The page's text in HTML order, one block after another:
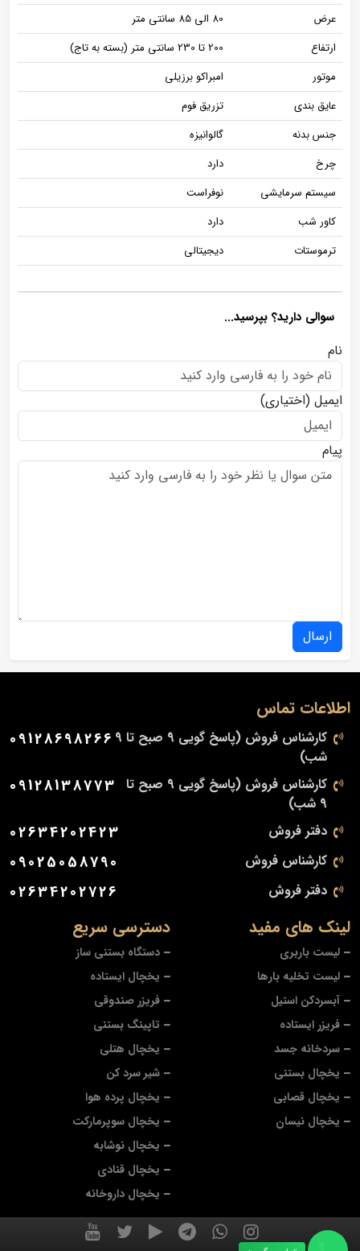
عرض
80 الی 85 سانتی متر
ارتفاع
200 تا 230 سانتی متر (بسته به تاج)
موتور
امبراکو برزیلی
عایق بندی
تزریق فوم
جنس بدنه
گالوانیزه
چرخ
دارد
سیستم سرمایشی
نوفراست
کاور شب
دارد
ترموستات
دیجیتالی
سوالی دارید؟ بپرسید...
نام
ایمیل (اختیاری)
پیام
ارسال
دسترسی سریع
دستگاه بستنی ساز
یخچال ایستاده
فریزر صندوقی
تاپینگ بستنی
یخچال هتلی
شیر سرد کن
یخچال پرده هوا
یخچال سوپرمارکت
یخچال نوشابه
یخچال قنادی
یخچال داروخانه
لینک های مفید
لیست باربری
لیست تخلیه بارها
آبسردکن استیل
فریزر ایستاده
سردخانه جسد
یخچال بستنی
یخچال قصابی
یخچال نیسان
اطلاعات تماس
کارشناس فروش (پاسخ گویی 9 صبح تا 9
شب)
09128698266
کارشناس فروش (پاسخ گویی 9 صبح تا
9 شب)
09128138773
دفتر فروش 02634202423
کارشناس فروش 09025058790
دفتر فروش 02634202726